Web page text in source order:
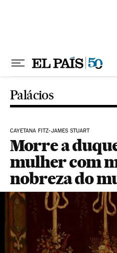
Palácios
CAYETANA FITZ-JAMES STUART
Morre a
mulher com
nobreza do